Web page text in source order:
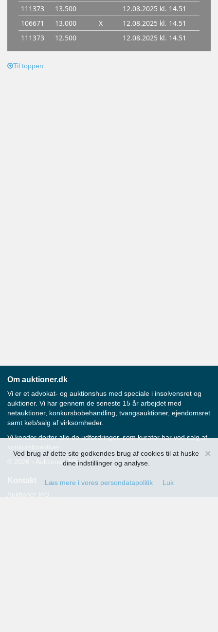
×
Ved brug af dette site godkendes brug af cookies til at huske
dine indstillinger og analyse.
Læs mere i vores persondatapolitik Luk
Til toppen
Om auktioner.dk
Vi er et advokat- og auktionshus med speciale i insolvensret og
auktioner. Vi har gennem de seneste 15 år arbejdet med
netauktioner, konkursbobehandling, tvangsauktioner, ejendomsret
samt køb/salg af virksomheder.
Vi kender derfor alle de udfordringer, som kurator har ved salg af
konkursboaktiver.
© 2026 - Auktioner P/S
Kontakt
Auktioner P/S